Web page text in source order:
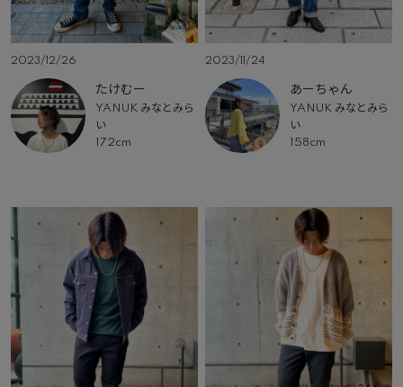
2023/12/26
たけむー
YANUK みなとみら
い
172cm
2023/11/24
あーちゃん
YANUK みなとみら
い
158cm